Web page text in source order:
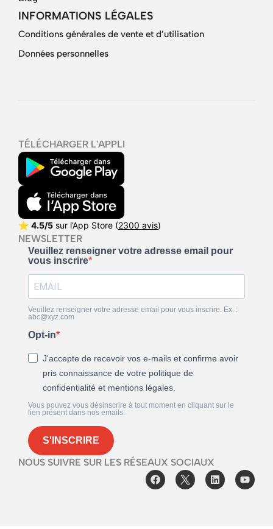
INFORMATIONS LÉGALES
Conditions générales de vente et d’utilisation
Données personnelles
TÉLÉCHARGER L'APPLI
⭐ 4.5/5 sur l’App Store (2300 avis)
NEWSLETTER
Veuillez renseigner votre adresse email pour
vous inscrire
Veuillez renseigner votre adresse email pour vous inscrire. Ex. :
abc@xyz.com
Opt-in
J'accepte de recevoir vos e-mails et confirme avoir
pris connaissance de votre politique de
confidentialité et mentions légales.
Vous pouvez vous désinscrire à tout moment en cliquant sur le
lien présent dans nos emails.
S'INSCRIRE
NOUS SUIVRE SUR LES RÉSEAUX SOCIAUX